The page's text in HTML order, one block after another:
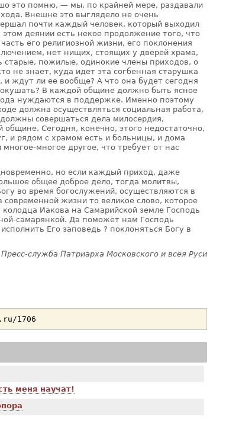
это помню, — мы, по крайней мере, раздавали
Внешне это выглядело не очень
почти каждый человек, который выходил
деянии есть некое продолжение того, что
его религиозной жизни, его поклонения
нет нищих, стоящих у дверей храма,
старые, пожилые, одинокие члены приходов, о
не знает, куда идет эта согбенная старушка
ждут ли ее вообще? А что она будет сегодня
В каждой общине должно быть ясное
нуждаются в поддержке. Именно поэтому
должна осуществляться социальная работа,
совершаться дела милосердия,
общине. Сегодня, конечно, этого недостаточно,
и рядом с храмом есть и больницы, и дома
многое другое, что требует от нас
но если каждый приход, даже
общее доброе дело, тогда молитвы,
во время богослужений, осуществляются в
жизни то великое слово, которое
Иакова на Самарийской земле Господь
самарянкой. Да поможет нам Господь
Его заповедь ? поклоняться Богу в
Пресс-служба Патриарха Московского и всея Руси
меня научат!